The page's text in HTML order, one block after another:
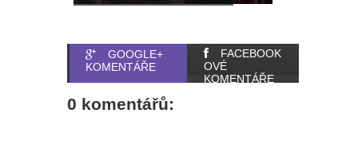
GOOGLE+
KOMENTÁŘE
FACEBOOK
OVÉ
KOMENTÁŘE
0 komentářů: